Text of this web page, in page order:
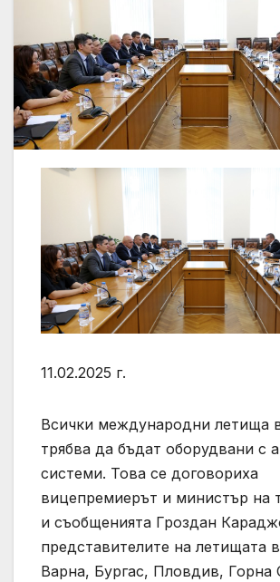
11.02.2025 г.
Всички международни летища
трябва да бъдат оборудвани с
системи. Това се договориха
вицепремиерът и министър на
и съобщенията Гроздан
представителите на летищата
Варна, Бургас, Пловдив, Горна